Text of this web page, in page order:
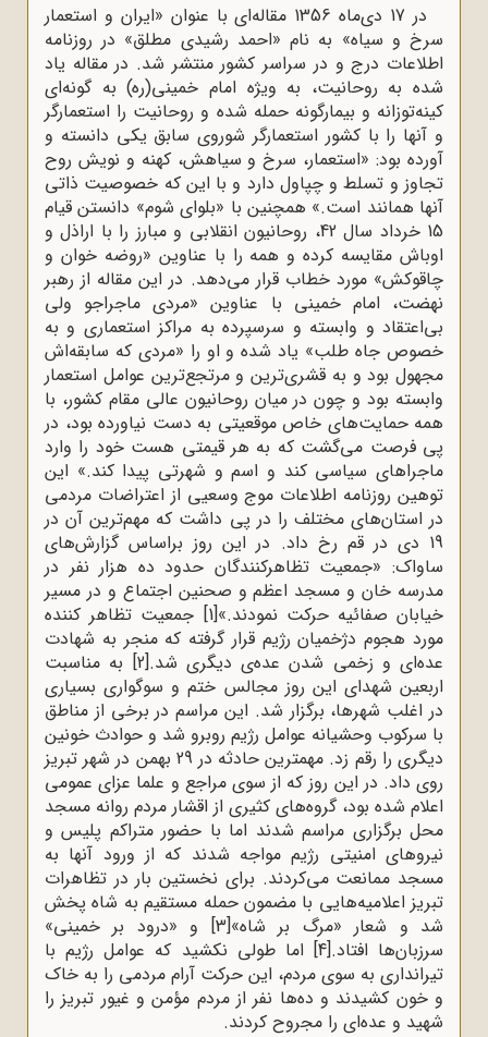
در 17 دی‌ماه 1356 مقاله‌ای با عنوان «ایران و استعمار
سرخ و سیاه» به نام «احمد رشیدی مطلق» در روزنامه‌
اطلاعات درج و در سراسر کشور منتشر شد. در مقاله‌‌ یاد
شده‌ به‌ روحانیت، به ویژه امام خمینی(ره)‌ به‌ گونه‌ای‌
کینه‌توزانه‌ و بیمارگونه‌ حمله‌ شده‌ و روحانیت را استعمارگر
و آنها را با کشور استعمارگر شوروی سابق یکی دانسته و
آورده بود: «استعمار، سرخ و سیاهش، کهنه و نویش روح
تجاوز و تسلط و چپاول دارد و با این که خصوصیت ذاتى
آنها همانند است.» همچنین با «بلواى شوم» دانستن قیام
15 خرداد سال 42، روحانیون انقلابی و مبارز را با اراذل و
اوباش مقایسه کرده و همه را با عناوین «روضه خوان و
چاقوکش» مورد خطاب قرار می‌دهد. در این مقاله از رهبر
نهضت، امام خمینی با عناوین «مردی ماجراجو ولی
بی‌اعتقاد و وابسته‌ و سرسپرده به مراکز استعماری و به
خصوص‌ جاه طلب» یاد شده‌ و او را «مردی که سابقه‌اش
مجهول بود و به قشری‌ترین و مرتجع‌ترین عوامل استعمار
وابسته بود و چون در میان روحانیون عالی مقام کشور، با
همه حمایت‌های خاص موقعیتی به دست نیاورده بود، در
پی فرصت می‌گشت که به هر قیمتی هست خود را وارد
ماجراهای سیاسی کند و اسم و شهرتی پیدا کند.» این
توهین روزنامه اطلاعات موج وسعیی از اعتراضات مردمی
در استان‌های مختلف را در پی داشت که مهم‌ترین آن در
19 دی در قم رخ داد. در این روز براساس گزارش‌های
ساواک: «جمعیت تظاهرکنندگان حدود ده هزار نفر در
مدرسه خان و مسجد اعظم و صحنین اجتماع و در مسیر
خیابان صفائیه حرکت نمودند.»[1]
جمعیت تظاهر کننده
مورد هجوم دژخمیان رژیم قرار گرفته که منجر به شهادت
عده‌ای و زخمی شدن عده‌ی دیگری شد.[2]
به مناسبت
اربعین شهدای این روز مجالس ختم و سوگواری بسیاری
در‌‌ ‌‌اغلب شهرها، برگزار شد. این مراسم در برخی از مناطق
با سرکوب وحشیانه عوامل‌‌ ‌‌رژیم روبرو شد و حوادث خونین
دیگری را رقم زد.‌ ‌‌مهمترین حادثه در 29 بهمن در شهر تبریز
روی داد. در این روز که از سوی مراجع و‌‌ ‌‌علما عزای عمومی
اعلام شده بود، گروه‌های کثیری از اقشار مردم روانه مسجد
محل‌‌ ‌‌برگزاری مراسم شدند اما با حضور متراکم پلیس و
نیروهای امنیتی رژیم مواجه‌‌ ‌شدند که از ورود آنها به
مسجد ممانعت می‌کردند. برای نخستین بار در تظاهرات
تبریز اعلامیه‌هایی با مضمون حمله مستقیم به شاه پخش
شد و شعار «مرگ بر شاه»[3]
و «درود بر خمینی»
سرزبان‌ها افتاد.[4]
اما طولی نکشید که عوامل رژیم با‌‌
‌‌تیرانداری به سوی مردم، این حرکت آرام مردمی را به خاک
و خون کشیدند و ده‌ها نفر از‌‌ ‌‌مردم مؤمن و غیور تبریز را
شهید و عده‌ای را مجروح کردند. ‌‌‌